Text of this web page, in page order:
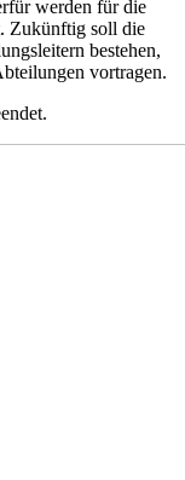
werden für die
Zukünftig soll die
bestehen,
vortragen.